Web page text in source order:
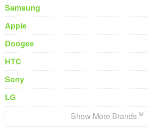
Samsung
Apple
Doogee
HTC
Sony
LG
Show More Brands